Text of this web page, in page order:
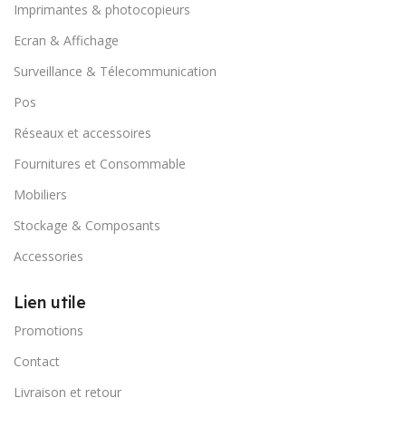
Imprimantes & photocopieurs
Ecran & Affichage
Surveillance & Télecommunication
Pos
Réseaux et accessoires
Fournitures et Consommable
Mobiliers
Stockage & Composants
Accessories
Lien utile
Promotions
Contact
Livraison et retour